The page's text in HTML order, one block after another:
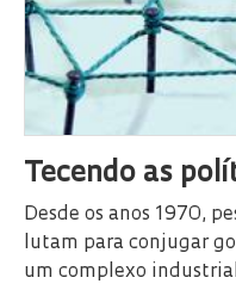
Tecendo as
Desde os anos 1970,
lutam para conjugar
um complexo